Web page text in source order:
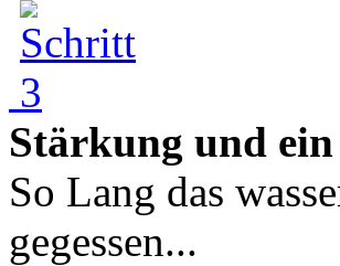
Stärkung und
So Lang das
gegessen...